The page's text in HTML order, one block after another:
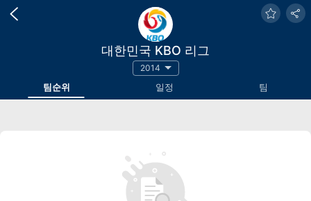
대한민국 KBO 리그
2014
팀순위 일정 팀